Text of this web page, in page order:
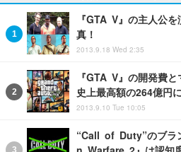
『GTA V』の主人公
真！
2013.9.18 Wed 2:35
『GTA V』の開発費
史上最高額の264億円に
2013.9.10 Tue 10:05
“Call of Duty”のブラ
n Warfare 2』は認知